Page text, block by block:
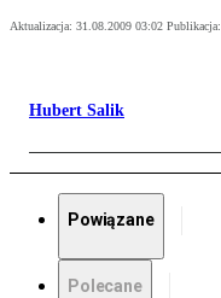
Aktualizacja: 31.08.2009 03:02 Publikacja:
Hubert Salik
Powiązane
Polecane